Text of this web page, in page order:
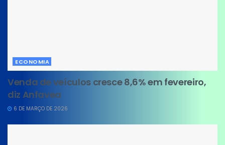
ECONOMIA
Venda de veículos cresce 8,6% em fevereiro,
diz Anfavea
6 DE MARÇO DE 2026